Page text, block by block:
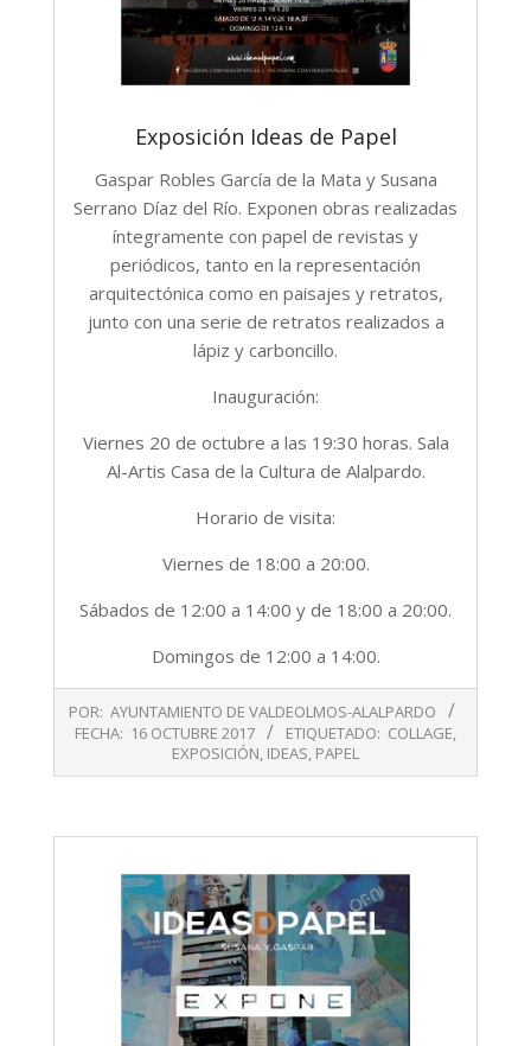
Exposición Ideas de Papel
Gaspar Robles García de la Mata y Susana
Serrano Díaz del Río. Exponen obras realizadas
íntegramente con papel de revistas y
periódicos, tanto en la representación
arquitectónica como en paisajes y retratos,
junto con una serie de retratos realizados a
lápiz y carboncillo.
Inauguración:
Viernes 20 de octubre a las 19:30 horas. Sala
Al-Artis Casa de la Cultura de Alalpardo.
Horario de visita:
Viernes de 18:00 a 20:00.
Sábados de 12:00 a 14:00 y de 18:00 a 20:00.
Domingos de 12:00 a 14:00.
10-
POR: AYUNTAMIENTO DE VALDEOLMOS-ALALPARDO
FECHA: 16 OCTUBRE 2017 ETIQUETADO: COLLAGE,
EXPOSICIÓN, IDEAS, PAPEL